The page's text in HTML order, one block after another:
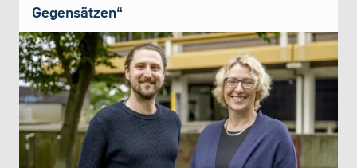
Gegensätzen“